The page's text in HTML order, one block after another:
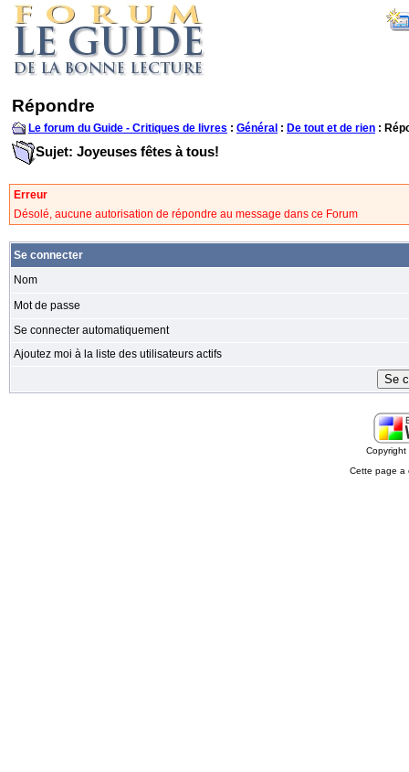
Répondre
Le forum du Guide - Critiques de livres : Général : De tout et de rien :
Sujet: Joyeuses fêtes à tous!
Erreur
Désolé, aucune autorisation de répondre au message dans ce Forum
Se connecter
Nom
Mot de passe
Se connecter automatiquement
Ajoutez moi à la liste des utilisateurs actifs
Cette page a